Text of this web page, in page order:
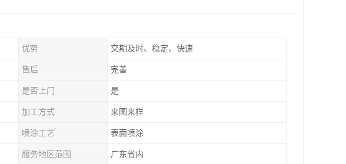
优势 交期及时、稳定、快速
售后 完善
是否上门 是
加工方式 来图来样
喷涂工艺 表面喷涂
服务地区范围 广东省内